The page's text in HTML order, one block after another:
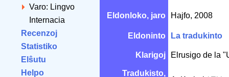
Varo: Lingvo
Internacia
Recenzoj
Statistiko
Elŝutu
Helpo
Eldonloko, jaro Hajfo, 2008
Eldoninto La tradukinto
Klarigoj Elrusigo de la
Tradukisto,